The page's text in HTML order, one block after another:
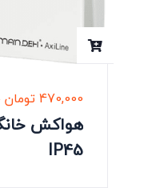
470,000تومان
هواکش
IP45